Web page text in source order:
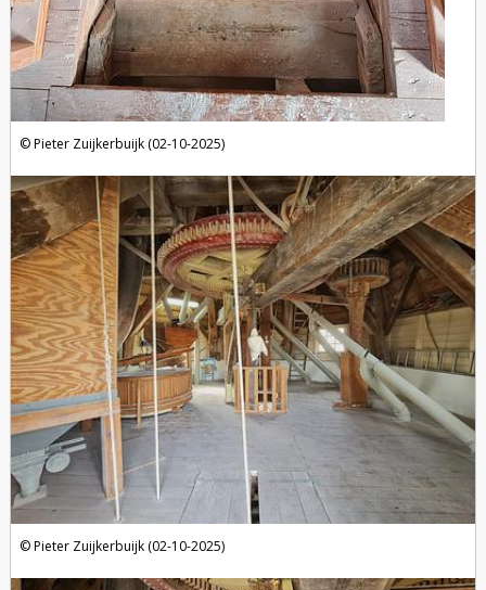
Pieter Zuijkerbuijk (02-10-2025)
Pieter Zuijkerbuijk (02-10-2025)